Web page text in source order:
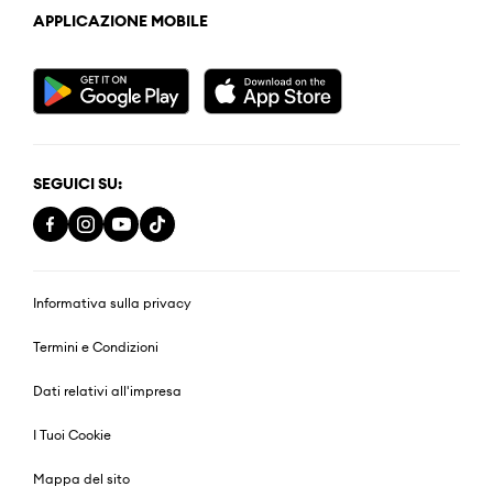
APPLICAZIONE MOBILE
SEGUICI SU:
Informativa sulla privacy
Termini e Condizioni
Dati relativi all'impresa
I Tuoi Cookie
Mappa del sito